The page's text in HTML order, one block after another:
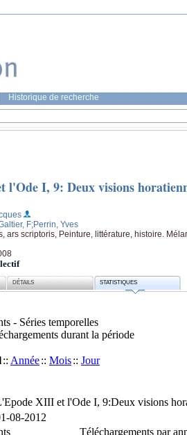
Historique de recherche
I, 9: Deux visions
F;Perrin, Yves
ars scriptoris, Peinture, littérature, histoire.
DÉTAILS STATISTIQUES